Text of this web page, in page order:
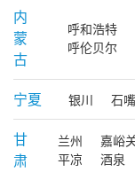
内
蒙
古
呼和浩特
呼伦贝尔
宁夏 银川 石
甘
肃
兰州 嘉峪
平凉
酒泉